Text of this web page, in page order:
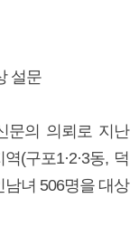
설문
문의 의뢰로 지난
(구포1·2·3동, 덕
남녀 506명을 대상